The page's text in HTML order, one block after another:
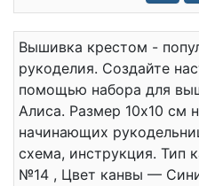
Вышивка крестом -
рукоделия. Создайте
помощью набора для
Алиса. Размер 10x10 см
начинающих
схема, инструкция. Тип
№14 , Цвет канвы —